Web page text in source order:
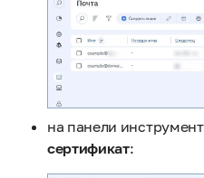
на панели
сертификат: